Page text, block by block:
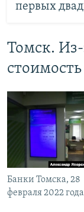
первых
Томск.
Банки Томска, 28
февраля 2022 года